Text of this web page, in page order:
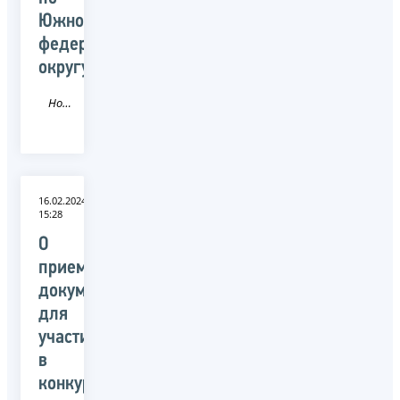
Южному
федеральному
округу
Новость
16.02.2024
15:28
О
приеме
документов
для
участия
в
конкурсе